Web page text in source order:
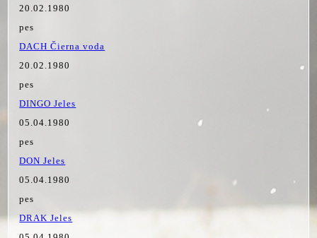
20.02.1980
pes
DACH Čierna voda
20.02.1980
pes
DINGO Jeles
05.04.1980
pes
DON Jeles
05.04.1980
pes
DRAK Jeles